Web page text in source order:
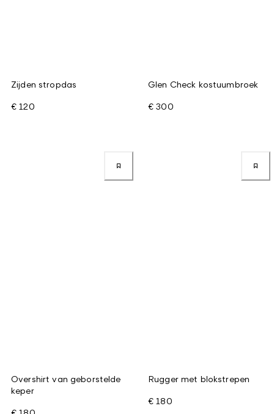
Zijden stropdas
€ 120
Glen Check kostuumbroek
€ 300
Overshirt van geborstelde
keper
Rugger met blokstrepen
€ 180